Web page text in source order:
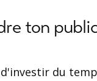
ton
du